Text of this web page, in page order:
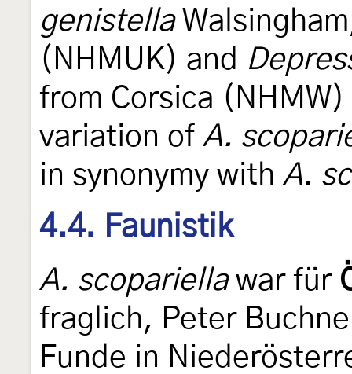
genistella
(NHMUK) and
from Corsica
variation of A.
in synonymy with A.
4.4. Faunistik
A. scopariellawar für
fraglich, Peter
Funde in